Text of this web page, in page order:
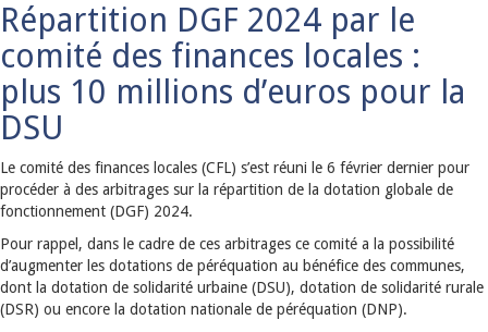
Répartition DGF 2024 par le
comité des finances locales :
plus 10 millions d’euros pour la
DSU
Le comité des finances locales (CFL) s’est réuni le 6 février dernier pour
procéder à des arbitrages sur la répartition de la dotation globale de
fonctionnement (DGF) 2024.
Pour rappel, dans le cadre de ces arbitrages ce comité a la possibilité
d’augmenter les dotations de péréquation au bénéfice des communes,
dont la dotation de solidarité urbaine (DSU), dotation de solidarité rurale
(DSR) ou encore la dotation nationale de péréquation (DNP).